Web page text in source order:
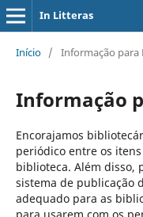
In Litteras
Início / Informação para
Informação
Encorajamos
periódico entre os
biblioteca. Além disso,
sistema de publicação
adequado para as